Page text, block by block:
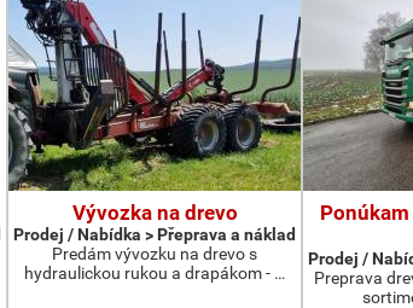
Vývozka na drevo
Prodej / Nabídka > Přeprava a náklad
Predám vývozku na drevo s
hydraulickou rukou a drapákom - …
Prodej /
Preprava